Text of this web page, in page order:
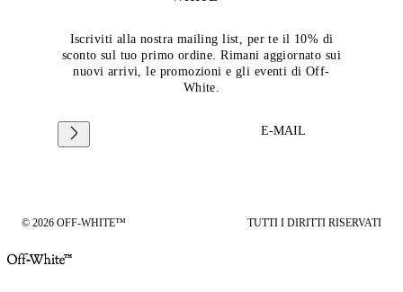
Iscriviti alla nostra mailing list, per te il 10% di
sconto sul tuo primo ordine. Rimani aggiornato sui
nuovi arrivi, le promozioni e gli eventi di Off-
White.
E-MAIL
© 2026 OFF-WHITE™ TUTTI I DIRITTI RISERVATI